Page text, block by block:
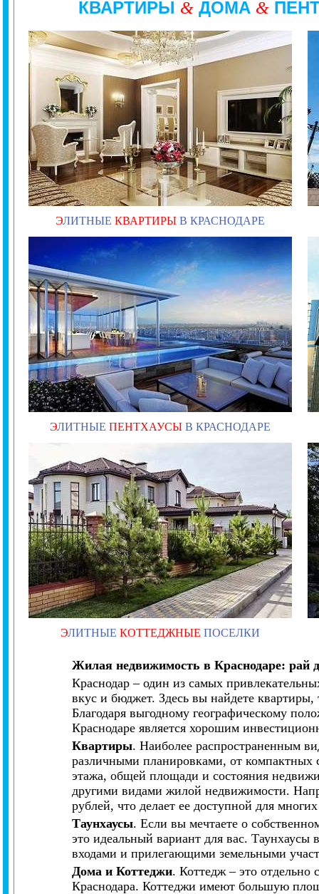
КВАРТИРЫ &ДОМА &
ЭЛИТНЫЕ КВАРТИРЫВ КРАСНОДАРЕ
ЭЛИТНЫЕ ПЕНТХАУСЫВ КРАСНОДАРЕ
ЭЛИТНЫЕ КОТТЕДЖНЫЕ ПОСЕЛКИ
Жилая недвижимость в Краснодаре: рай
Краснодар – один из самых
вкус и бюджет. Здесь вы найдете
Благодаря выгодному географическому
Краснодаре является хорошим
Квартиры. Наиболее распространенным
различными планировками, от компактных
этажа, общей площади и состояния
другими видами жилой недвижимости.
рублей, что делает ее доступной для
Таунхаусы. Если вы мечтаете о
это идеальный вариант для вас.
входами и прилегающими земельными
Дома и Коттеджи. Коттедж – это отдельно
Краснодара. Коттеджи имеют большую